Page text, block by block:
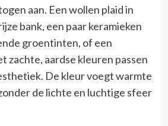
aan. Een wollen plaid in
bank, een paar keramieken
groentinten, of een
zachte, aardse kleuren passen
De kleur voegt warmte
de lichte en luchtige sfeer